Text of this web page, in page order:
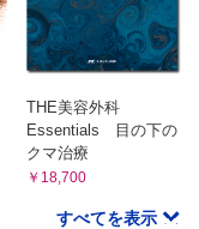
THE美容外科
Essentials 目の下の
クマ治療
￥18,700
すべてを表示